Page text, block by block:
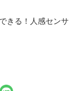
きる！人感センサ